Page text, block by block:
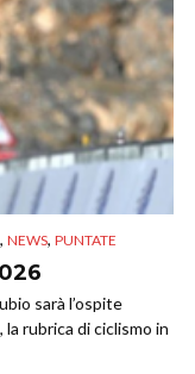
, NEWS, PUNTATE
sarà l’ospite
rubrica di ciclismo in